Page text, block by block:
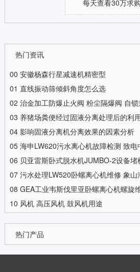
每天查看30万求
热门资讯
00 安徽杨森行星减速机精密型
01 直线振动筛倾斜角度怎么选
02 治金加工防爆止火阀 粉尘隔爆阀 自
03 养猪场粪便经过固液分离处理后的利
04 影响固液分离机分离效果的因素分析
05 海申LW620污水离心机故障检测 致电
06 贝亚雷斯卧式脱水机JUMBO-2设备堵
07 污水处理LW520卧螺离心机维修 象山
08 GEA工业韦斯伐里亚卧螺离心机螺旋
10 风机 高压风机 鼓风机用途
热门产品